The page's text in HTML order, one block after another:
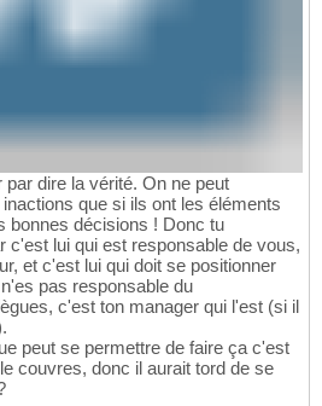
dire la vérité. On ne peut
que si ils ont les éléments
bonnes décisions ! Donc tu
c'est lui qui est responsable de vous,
et c'est lui qui doit se positionner
pas responsable du
c'est ton manager qui l'est (si il
peut se permettre de faire ça c'est
couvres, donc il aurait tord de se